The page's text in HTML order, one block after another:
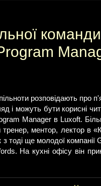
команди
розповідають про
і можуть бути корисні
Manager в Luxoft.
тренер, ментор, лектор в
тоді ще молодої компанії
На кухні офісу він